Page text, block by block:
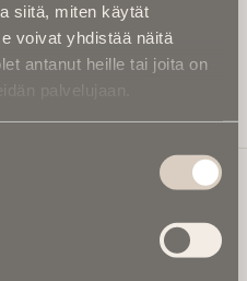
siitä, miten käytät
voivat yhdistää näitä
antanut heille tai joita on
palvelujaan.